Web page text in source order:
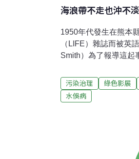
海浪帶不走也沖不
1950年代發生在熊本
（LIFE）雜誌而被英
Smith）為了報導這起
相》（Minamata），
從他的職業生涯的片
的公害案件。貓起舞
製程中使用硫化汞當
轉變形成甲基汞，毒
污染治理 綠色影展
水俁病